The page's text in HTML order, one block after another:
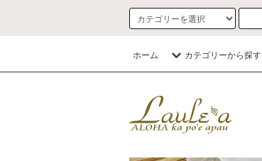
ホーム カテゴリーから探す